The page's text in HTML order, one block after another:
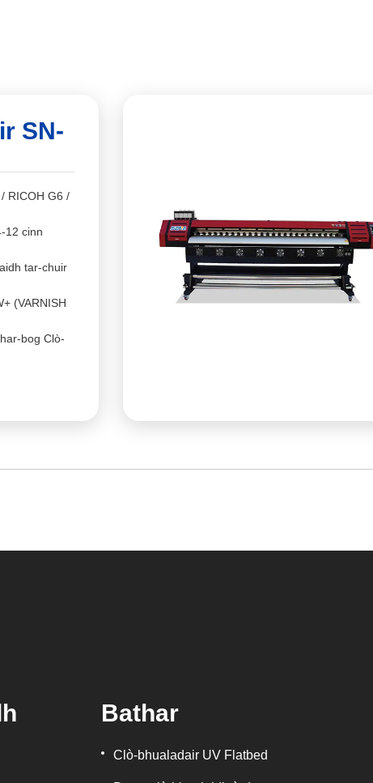
SN-
RICOH G6 /
12 cinn
tar-chuir
(VARNISH
bog Clò-
Bathar
Clò-bhualadair UV Flatbed